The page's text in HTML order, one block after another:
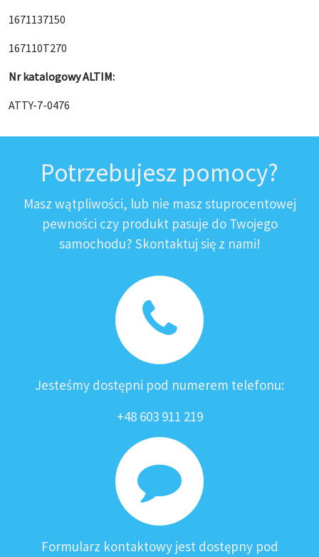
1671137150
167110T270
Nr katalogowy ALTIM:
ATTY-7-0476
Potrzebujesz pomocy?
Masz wątpliwości, lub nie masz stuprocentowej
pewności czy produkt pasuje do Twojego
samochodu? Skontaktuj się z nami!
Jesteśmy dostępni pod numerem telefonu:
+48 603 911 219
Formularz kontaktowy jest dostępny pod